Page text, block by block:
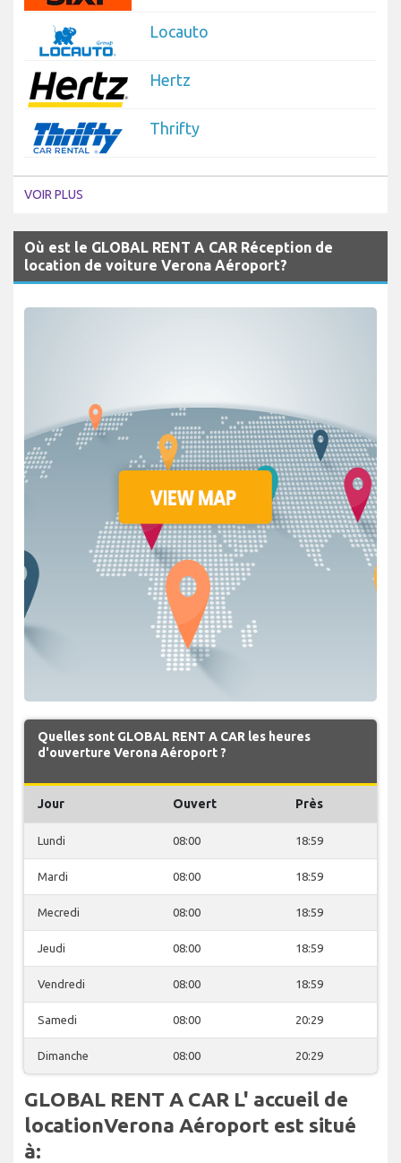
Locauto
Hertz
Thrifty
VOIR PLUS
Où est le GLOBAL RENT A CAR Réception de
location de voiture Verona Aéroport?
Quelles sont GLOBAL RENT A CAR les heures
d'ouverture Verona Aéroport ?
Jour Ouvert Près
Lundi 08:00 18:59
Mardi 08:00 18:59
Mecredi 08:00 18:59
Jeudi 08:00 18:59
Vendredi 08:00 18:59
Samedi 08:00 20:29
Dimanche 08:00 20:29
GLOBAL RENT A CAR L' accueil de
locationVerona Aéroport est situé
à: